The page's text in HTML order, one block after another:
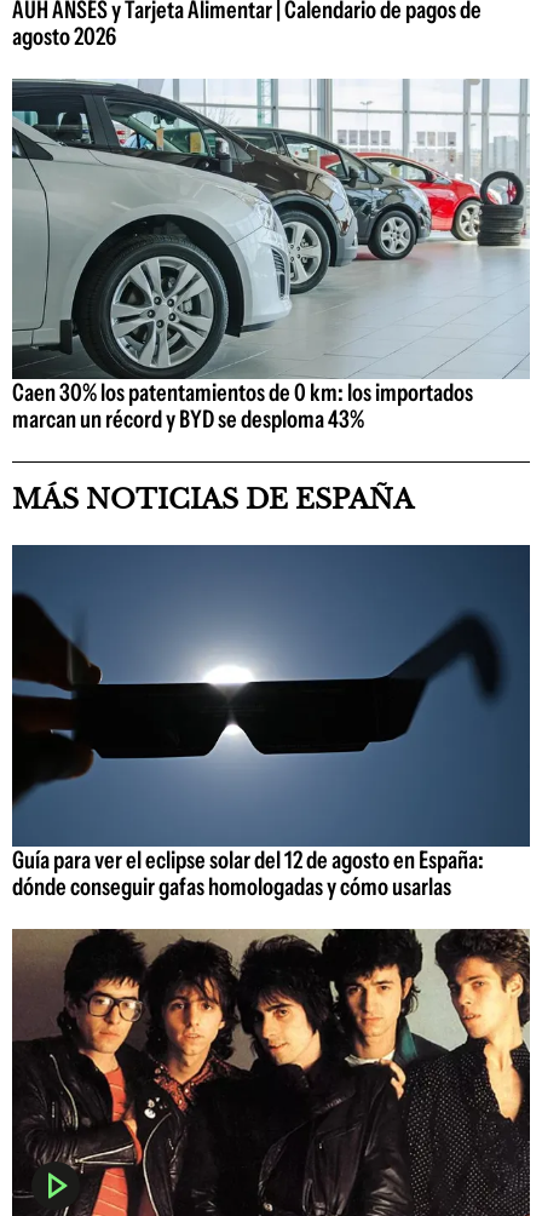
AUH ANSES y Tarjeta Alimentar | Calendario de pagos de
agosto 2026
Caen 30% los patentamientos de 0 km: los importados
marcan un récord y BYD se desploma 43%
MÁS NOTICIAS DE ESPAÑA
Guía para ver el eclipse solar del 12 de agosto en España:
dónde conseguir gafas homologadas y cómo usarlas